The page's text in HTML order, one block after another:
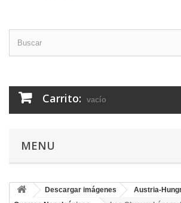
Carrito: vacío
MENU
Descargar imágenes
Austria-